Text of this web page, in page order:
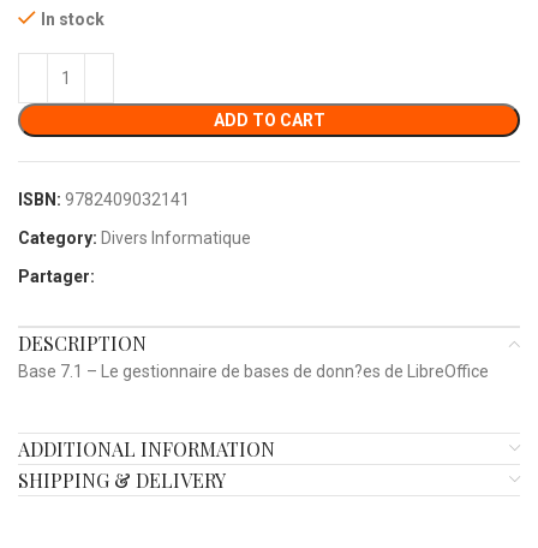
In stock
ADD TO CART
ISBN: 9782409032141
Category: Divers Informatique
Partager:
DESCRIPTION
Base 7.1 – Le gestionnaire de bases de donn?es de LibreOffice
ADDITIONAL INFORMATION
SHIPPING & DELIVERY